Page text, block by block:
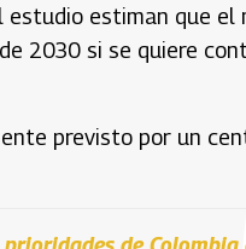
estiman que el
2030 si se quiere
previsto por un